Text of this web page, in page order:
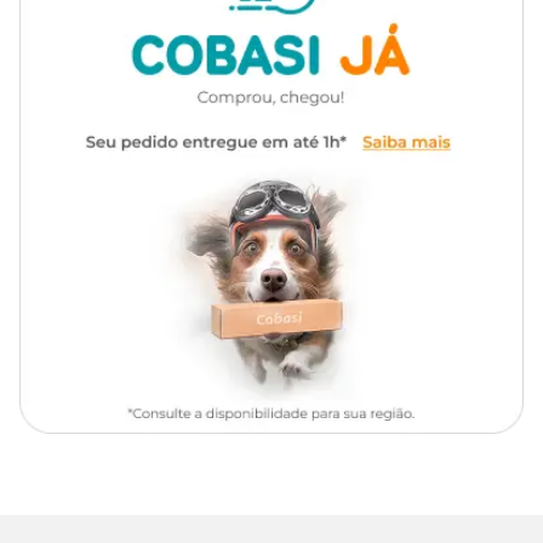
Frascos com 200ml ou 500ml
Tipo de Pet Cachorros, Gatos
Fragrância Herbal
Antibacteriano, Antifúngico
Modo de usar o Shampoo Cloresten
Aplique o produto por todo o corpo do animal, tomando cuidado
minutos antes de enxaguar.
Quando usar o Cloresten
O fabricante indica que o produto seja usado de 1 a 2 vezes na
semana durante o banho do seu animal de estimação, porém,
alguns animais não podem tomar banhos tão frequentes, pois isso
pode retirar a oleosidade da pele, prejudicando-os ainda mais.
Siga as recomendações de um médico-veterinário, e não se
esqueça de usar luvas protetoras no momento da aplicação!
Caso o shampoo entre em contato com os olhos do animal, lave